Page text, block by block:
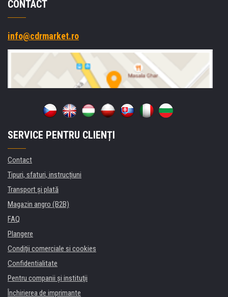
CONTACT
info@cdrmarket.ro
SERVICE PENTRU CLIENȚI
Contact
Tipuri, sfaturi, instrucțiuni
Transport şi plată
Magazin angro (B2B)
FAQ
Plangere
Condiţii comerciale si cookies
Confidentialitate
Pentru companii și instituţii
Închirierea de imprimante